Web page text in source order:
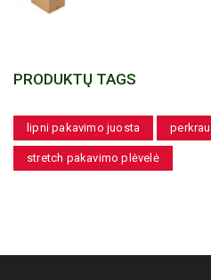
PRODUKTŲ TAGS
lipni pakavimo juosta
stretch pakavimo plėvelė